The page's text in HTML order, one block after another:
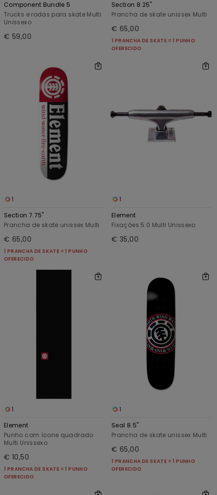
Component Bundle 5
Trucks e rodas para skate Multi
Unissexo
€ 59,00
Section 8.25"
Prancha de skate unissex Multi
€ 65,00
1 PRANCHA DE SKATE = 1 PUNHO
OFERECIDO
1
Section 7.75"
Prancha de skate unissex Multi
€ 65,00
1 PRANCHA DE SKATE = 1 PUNHO
OFERECIDO
1
Element
Fixações 5.0 Multi Unissexo
€ 35,00
1
Element
Punho com ícone quadrado
Multi Unissexo
€ 10,50
1 PRANCHA DE SKATE = 1 PUNHO
OFERECIDO
1
Seal 8.5"
Prancha de skate unissex Multi
€ 65,00
1 PRANCHA DE SKATE = 1 PUNHO
OFERECIDO